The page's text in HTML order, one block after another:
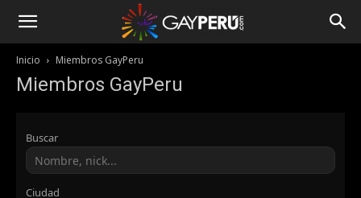
Inicio Miembros GayPeru
Miembros GayPeru
Buscar
Ciudad